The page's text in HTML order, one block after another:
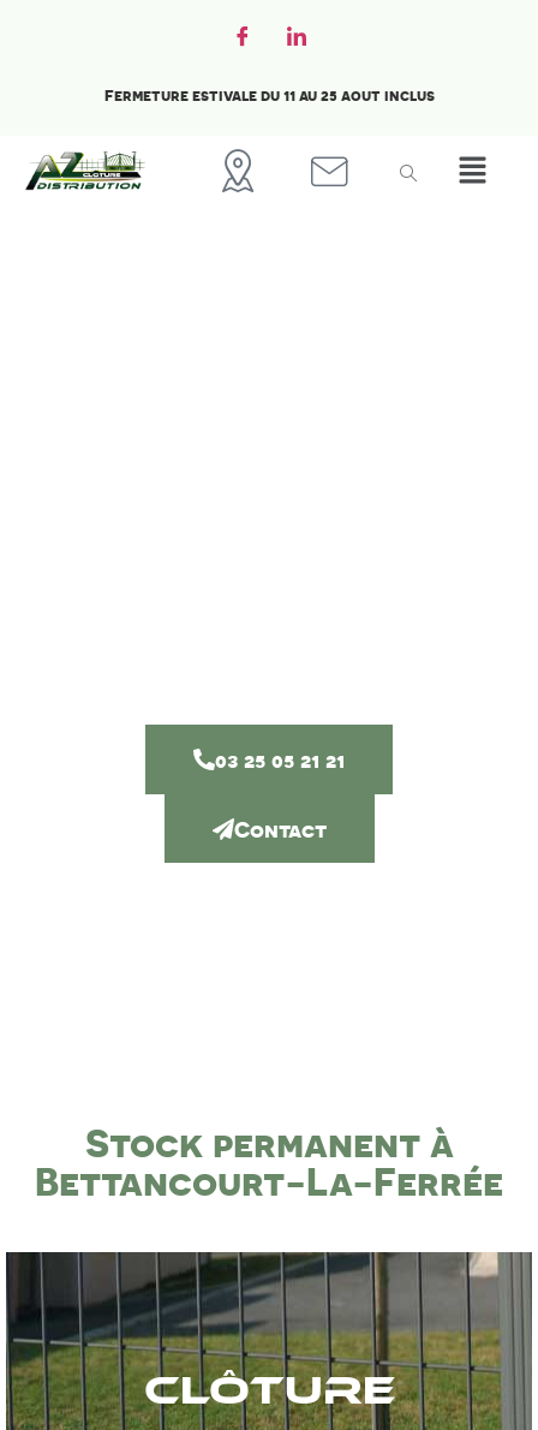
Fermeture estivale du 11 au 25 aout inclus
03 25 05 21 21
Contact
Stock permanent à
Bettancourt-La-Ferrée
Clôture